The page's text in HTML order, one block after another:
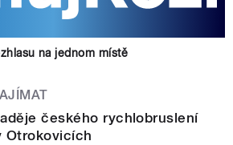
na jednom místě
českého rychlobruslení
Otrokovicích